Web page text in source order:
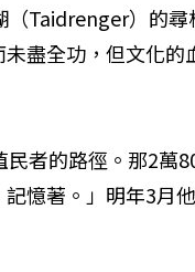
Taidrenger）的尋
盡全功，但文化的
者的路徑。那2萬
憶著。」明年3月